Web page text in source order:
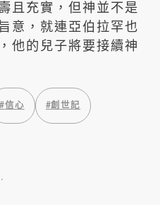
充實，但神並不是
意，就連亞伯拉罕也
他的兒子將要接續神
#信心 #創世記